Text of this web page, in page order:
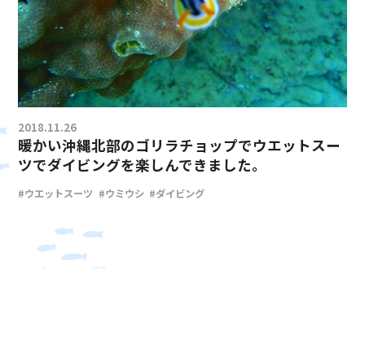
2018.11.26
暖かい沖縄北部のゴリラチョップでウエットスー
ツでダイビングを楽しんできました。
#ウエットスーツ #ウミウシ #ダイビング